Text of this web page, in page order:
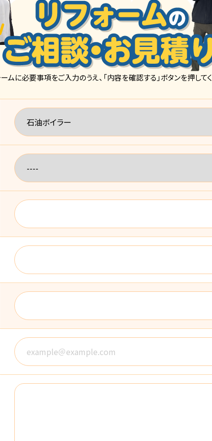
ムに必要事項をご入力のうえ、「内容を確認する」ボタンを押して